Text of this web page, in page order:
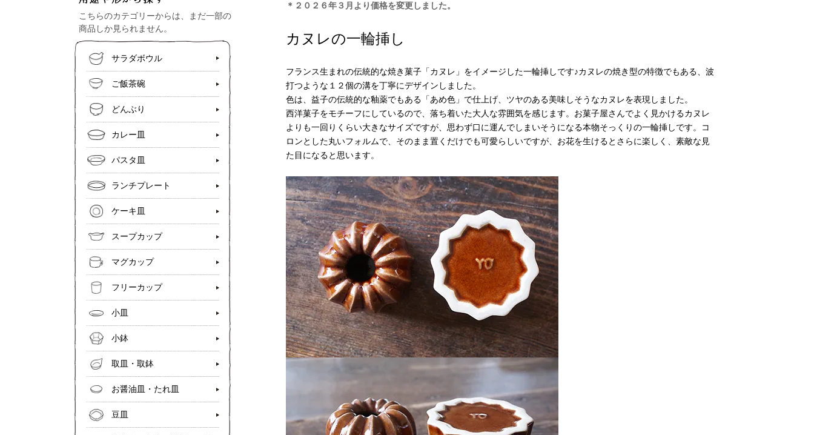
＊２０２６年３月より価格を変更しました。
カヌレの一輪挿し
フランス生まれの伝統的な焼き菓子「カヌレ」をイメージした一輪挿しです♪カヌレの焼き型の特徴でもある、波
打つような１２個の溝を丁寧にデザインしました。
色は、益子の伝統的な釉薬でもある「あめ色」で仕上げ、ツヤのある美味しそうなカヌレを表現しました。
西洋菓子をモチーフにしているので、落ち着いた大人な雰囲気を感じます。お菓子屋さんでよく見かけるカヌレ
よりも一回りくらい大きなサイズですが、思わず口に運んでしまいそうになる本物そっくりの一輪挿しです。コ
ロンとした丸いフォルムで、そのまま置くだけでも可愛らしいですが、お花を生けるとさらに楽しく、素敵な見
た目になると思います。
こちらのカテゴリーからは、まだ一部の
商品しか見られません。
サラダボウル
ご飯茶碗
どんぶり
カレー皿
パスタ皿
ランチプレート
ケーキ皿
スープカップ
マグカップ
フリーカップ
小皿
小鉢
取皿・取鉢
お醤油皿・たれ皿
豆皿